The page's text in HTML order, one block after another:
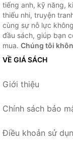
tiếng anh, kỹ năng,
thiếu nhi, truyện
cùng sự nỗ lực
đầu sách, giúp bạn
mua. Chúng tôi
VỀ GIÁ SÁCH
Giới thiệu
Chính sách bảo
Điều khoản sử